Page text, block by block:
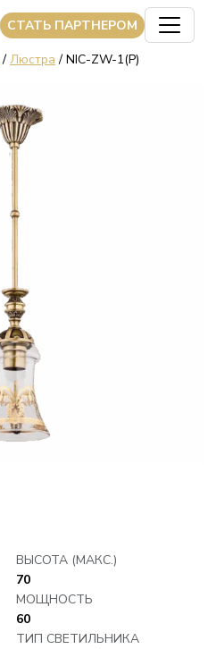
CТАТЬ ПАРТНЕРОМ
/ Люстра / NIC-ZW-1(P)
ВЫСОТА (МАКС.)
70
МОЩНОСТЬ
60
ТИП СВЕТИЛЬНИКА